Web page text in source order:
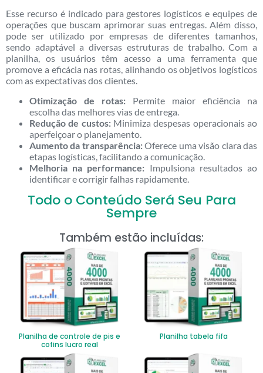
Esse recurso é indicado para gestores logísticos e equipes de
operações que buscam aprimorar suas entregas. Além disso,
pode ser utilizado por empresas de diferentes tamanhos,
sendo adaptável a diversas estruturas de trabalho. Com a
planilha, os usuários têm acesso a uma ferramenta que
promove a eficácia nas rotas, alinhando os objetivos logísticos
com as expectativas dos clientes.
Otimização de rotas: Permite maior eficiência na
escolha das melhores vias de entrega.
Redução de custos:Minimiza despesas operacionais ao
aperfeiçoar o planejamento.
Aumento da transparência:Oferece uma visão clara das
etapas logísticas, facilitando a comunicação.
Melhoria na performance: Impulsiona resultados ao
identificar e corrigir falhas rapidamente.
Todo o Conteúdo Será Seu Para
Sempre
Também estão incluídas:
Planilha de controle de pis e
cofins lucro real
Planilha tabela fifa